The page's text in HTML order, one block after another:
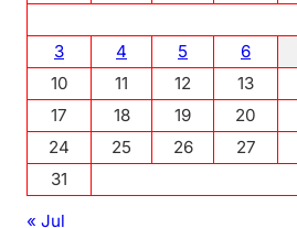
3
4 5 6
10
11 12 13
17
18 19 20
24
25 26 27
31
« Jul